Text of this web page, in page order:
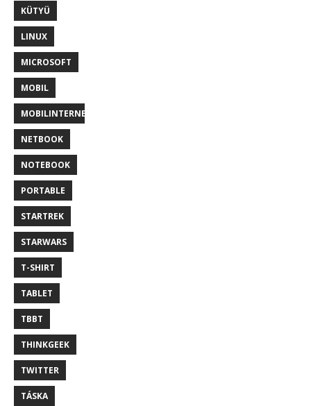
KÜTYÜ
LINUX
MICROSOFT
MOBIL
MOBILINTERNET
NETBOOK
NOTEBOOK
PORTABLE
STARTREK
STARWARS
T-SHIRT
TABLET
TBBT
THINKGEEK
TWITTER
TÁSKA